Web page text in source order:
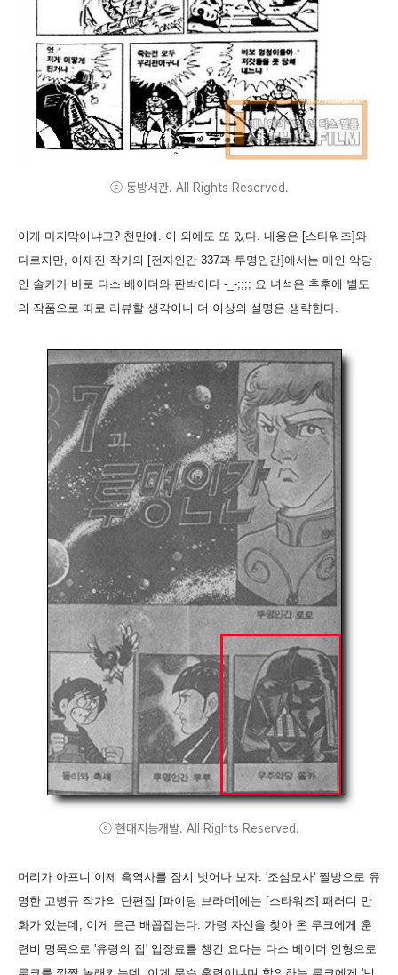
ⓒ 동방서관. All Rights Reserved.
이게 마지막이냐고? 천만에. 이 외에도 또 있다. 내용은 [스타워즈]와
다르지만, 이재진 작가의 [전자인간 337과 투명인간]에서는 메인 악당
인 솔카가 바로 다스 베이더와 판박이다 -_-;;;; 요 녀석은 추후에 별도
의 작품으로 따로 리뷰할 생각이니 더 이상의 설명은 생략한다.
ⓒ 현대지능개발. All Rights Reserved.
머리가 아프니 이제 흑역사를 잠시 벗어나 보자. '조삼모사' 짤방으로 유
명한 고병규 작가의 단편집 [파이팅 브라더]에는 [스타워즈] 패러디 만
화가 있는데, 이게 은근 배꼽잡는다. 가령 자신을 찾아 온 루크에게 훈
련비 명목으로 '유령의 집' 입장료를 챙긴 요다는 다스 베이더 인형으로